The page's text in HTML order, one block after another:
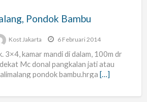
Pondok Bambu
Kost Jakarta 6 Februari 2014
3×4, kamar mandi di dalam, 100m dr
Mc donal pangkalan jati atau
pondok bambu.hrga […]